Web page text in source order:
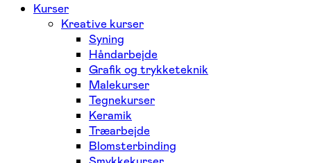
Kurser
Kreative kurser
Syning
Håndarbejde
Grafik og trykketeknik
Malekurser
Tegnekurser
Keramik
Træarbejde
Blomsterbinding